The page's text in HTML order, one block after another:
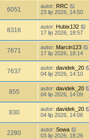
6051 autor: RRC
23 lip 2026, 14:50
8316 autor: Hubix132
17 lip 2026, 18:57
7671 autor: Marcin123
17 lip 2026, 18:14
7637 autor: davidek_20
04 lip 2026, 14:10
855 autor: davidek_20
04 lip 2026, 14:09
830 autor: davidek_20
04 lip 2026, 14:06
2280 autor: Sowa
03 lip 2026, 18:26